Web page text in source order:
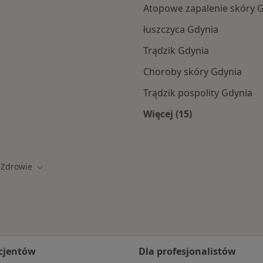
Atopowe zapalenie skóry
łuszczyca Gdynia
Trądzik Gdynia
Choroby skóry Gdynia
Trądzik pospolity Gdynia
Więcej (15)
Zmień miasto
Dla profesjonalistów